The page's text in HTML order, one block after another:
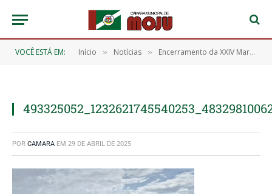
VOCÊ ESTÁ EM: Início » Notícias » Encerramento da XXIV Marcha dos Legislativos Municipais
POR CAMARA EM 29 DE ABRIL DE 2025